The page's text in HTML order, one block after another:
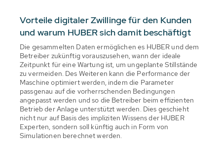
Vorteile digitaler Zwillinge für den Kunden
und warum HUBER sich damit beschäftigt
Die gesammelten Daten ermöglichen es HUBER und dem
Betreiber zukünftig vorauszusehen, wann der ideale
Zeitpunkt für eine Wartung ist, um ungeplante Stillstände
zu vermeiden. Des Weiteren kann die Performance der
Maschine optimiert werden, indem die Parameter
passgenau auf die vorherrschenden Bedingungen
angepasst werden und so die Betreiber beim effizienten
Betrieb der Anlage unterstützt werden. Dies geschieht
nicht nur auf Basis des impliziten Wissens der HUBER
Experten, sondern soll künftig auch in Form von
Simulationen berechnet werden.